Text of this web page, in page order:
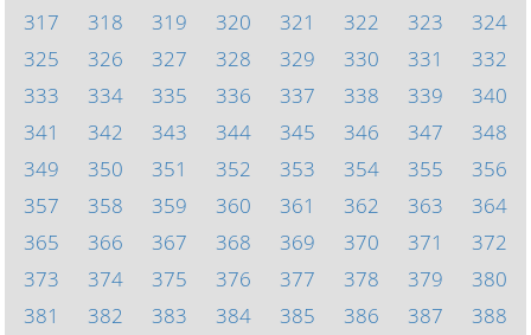
317
318 319 320 321 322 323
324
325
326 327 328 329 330 331
332
333
334 335 336 337 338 339
340
341
342 343 344 345 346 347
348
349
350 351 352 353 354 355
356
357
358 359 360 361 362 363
364
365
366 367 368 369 370 371
372
373
374 375 376 377 378 379
380
381
382 383 384 385 386 387 388